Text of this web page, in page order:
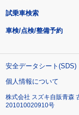
試乗車検索
車検/点検/整備予約
安全データシート(SDS)
個人情報について
株式会社 スズキ自販青森
201010020910号